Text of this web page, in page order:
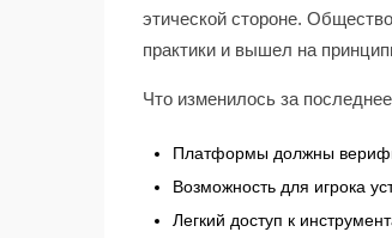
этической стороне.
практики и вышел на
Что изменилось за
Платформы должны
Возможность для игрока
Легкий доступ к